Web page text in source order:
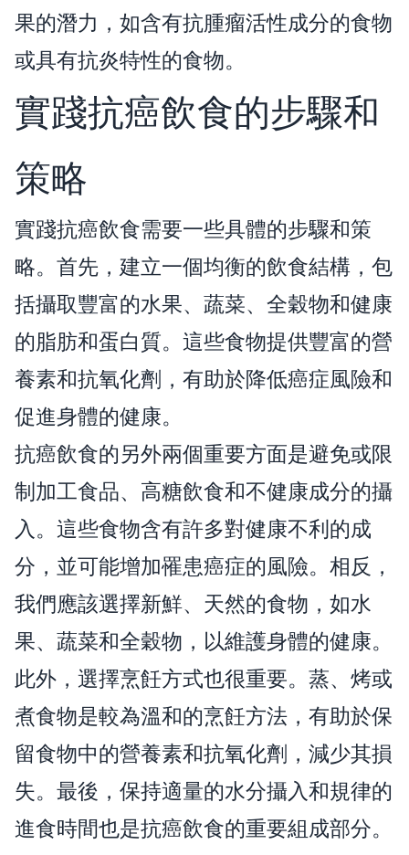
果的潛力，如含有抗腫瘤活性成分的食物
或具有抗炎特性的食物。
實踐抗癌飲食的步驟和
策略
實踐抗癌飲食需要一些具體的步驟和策
略。首先，建立一個均衡的飲食結構，包
括攝取豐富的水果、蔬菜、全穀物和健康
的脂肪和蛋白質。這些食物提供豐富的營
養素和抗氧化劑，有助於降低癌症風險和
促進身體的健康。
抗癌飲食的另外兩個重要方面是避免或限
制加工食品、高糖飲食和不健康成分的攝
入。這些食物含有許多對健康不利的成
分，並可能增加罹患癌症的風險。相反，
我們應該選擇新鮮、天然的食物，如水
果、蔬菜和全穀物，以維護身體的健康。
此外，選擇烹飪方式也很重要。蒸、烤或
煮食物是較為溫和的烹飪方法，有助於保
留食物中的營養素和抗氧化劑，減少其損
失。最後，保持適量的水分攝入和規律的
進食時間也是抗癌飲食的重要組成部分。